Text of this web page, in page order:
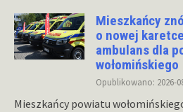
Mieszkańcy
o nowej
ambulans dla
wołomińskiego
Opublikowano: 2026-
Mieszkańcy powiatu